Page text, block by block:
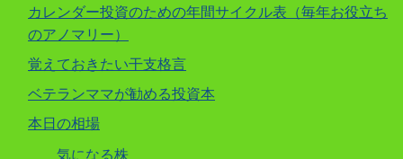
カレンダー投資のための年間サイクル表（毎年お役立ち
のアノマリー）
覚えておきたい干支格言
ベテランママが勧める投資本
本日の相場
気になる株